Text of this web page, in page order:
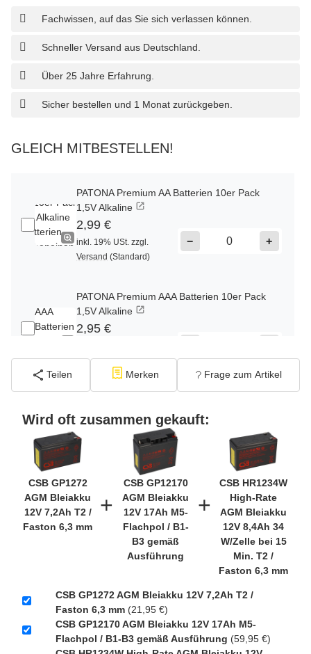
Fachwissen, auf das Sie sich verlassen können.
Schneller Versand aus Deutschland.
Über 25 Jahre Erfahrung.
Sicher bestellen und 1 Monat zurückgeben.
GLEICH MITBESTELLEN!
PATONA Premium AA Batterien 10er Pack
1,5V Alkaline
2,99 €
inkl. 19% USt. zzgl.
Versand (Standard)
− +
PATONA Premium AAA Batterien 10er Pack
1,5V Alkaline
2,95 €
Versand (Standard)
Pack 3V Lithium
2,99 €
inkl. 19% USt. zzgl.
Versand
(Gefahrgut
UN3090 Versand gem.
SV188 ADR)
+
Verbatim Cool'n'Go AirJet Handventilator
4000mAh Grau Lila
Versand (Gefahrgut
UN3480 Versand gem.
SV188 ADR)
Teilen Merken Frage zum Artikel
Wird oft zusammen gekauft:
CSB GP1272
AGM Bleiakku
12V 7,2Ah T2 /
Faston 6,3 mm
+
CSB GP12170
AGM Bleiakku
12V 17Ah M5-
Flachpol / B1-
B3 gemäß
Ausführung
+
CSB HR1234W
High-Rate
AGM Bleiakku
12V 8,4Ah 34
W/Zelle bei 15
Min. T2 /
Faston 6,3 mm
CSB GP1272 AGM Bleiakku 12V 7,2Ah T2 /
Faston 6,3 mm (21,95 €)
CSB GP12170 AGM Bleiakku 12V 17Ah M5-
Flachpol / B1-B3 gemäß Ausführung (59,95 €)